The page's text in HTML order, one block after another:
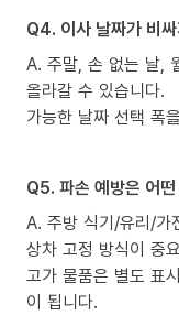
Q4. 이사 날짜가 비
A. 주말, 손 없는 날,
올라갈 수 있습니다.
가능한 날짜 선택 폭
Q5. 파손 예방은 어
A. 주방 식기/유리/가
상차 고정 방식이 중
고가 물품은 별도 표
이 됩니다.